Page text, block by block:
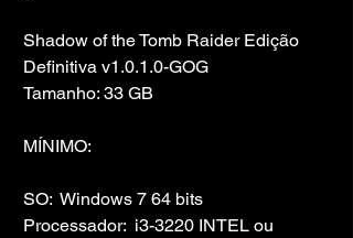
Shadow of the Tomb Raider Edição
Definitiva v1.0.1.0-GOG
Tamanho: 33 GB
MÍNIMO:
SO:  Windows 7 64 bits
Processador:  i3-3220 INTEL ou